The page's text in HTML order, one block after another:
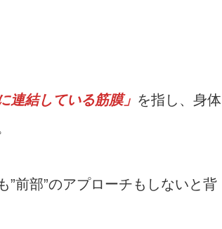
連結している筋膜」 を指し、身体
”前部”のアプローチもしないと背